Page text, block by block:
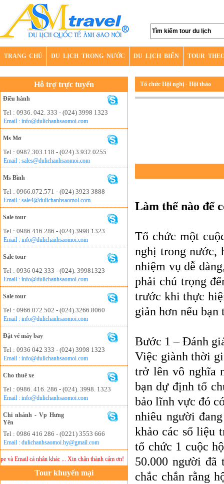
TRANG CHỦ DU LỊCH TRONG NƯỚC DU LỊCH BIỂN TOUR
Hỗ trợ trực tuyến
Điều hành
Tel : 0936. 042. 333 - (024) 3998 1323
Email : info@dulichanhsaomoi.com
Ms Mơ
Tel : 0987.303.118 - (024) 3.932.0255
Email : sales@dulichanhsaomoi.com
Ms Bình
Tel : 0966.072.571 - (024) 3923 3888
Email : sale4@dulichanhsaomoi.com
Sale tour
Tel : 0986 416 286 - (024) 3998 1323
Email : info@dulichanhsaomoi.com
Sale tour
Tel : 0936 042 333 - (024). 39981323
Email : info@dulichanhsaomoi.com
Sale tour
Tel : 0966.072.502 - (024).3266.8060
Email : info@dulichanhsaomoi.com
Đặt vé máy bay
Tel : 0936 042 333 - (024) 3998 1323
Email : info@dulichanhsaomoi.com
Cho thuê xe
Tel : 0986. 416. 286 - (024). 3998. 1323
Email : info@dulichanhsaomoi.com
Chi nhánh - Vp Hưng
Yên
Tel : 0986 416 286 - (0221) 3553 666
Email : dulichanhsaomoi.hy@gmail.com
Lưu ý: DU LỊCH ÁNH SAO MỚIkhông
cá nhân khác ... Xin chân thành cảm ơn!
Tour khuyến mại
Tổ chức Hội nghị - Hội thảo
Làm thế nào để
Tổ chức một
nghị trong nước,
nhiệm vụ dễ
phải chú trọng
trước khi thực
giản hơn nếu
Bước 1 – Đánh
Việc giành thời
trở lên vô nghĩa
bạn dự định tổ
bảo lĩnh vực đó
nhiêu người
khảo các số liệu
tổ chức 1 cuộc
50.000 người đã
chắc chắn rằng